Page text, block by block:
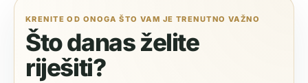
KRENITE OD ONOGA ŠTO VAM JE TRENUTNO VAŽNO
Što danas želite
riješiti?